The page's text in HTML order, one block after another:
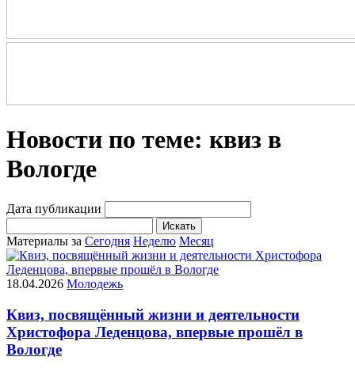
Новости по теме: квиз в
Вологде
Дата публикации
Искать
Материалы за Сегодня Неделю Месяц
18.04.2026 Молодежь
Квиз, посвящённый жизни и деятельности
Христофора Леденцова, впервые прошёл в
Вологде